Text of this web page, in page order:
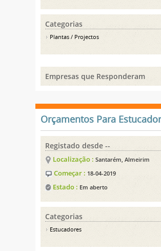
Categorias
Plantas / Projectos
Empresas que Responderam
Orçamentos Para
Registado desde --
Localização : Santarém, Almeirim
Começar : 18-04-2019
Estado : Em aberto
Categorias
Estucadores